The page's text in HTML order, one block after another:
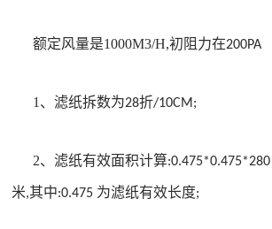
额定风量是1000M3/H,初阻力在200PA
1 、滤纸拆数为28折/10CM;
2、滤纸有效面积计算
米,其中:0.475 为滤纸有效长度;